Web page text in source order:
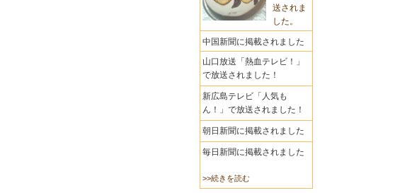
送されま
した。
中国新聞に掲載されました
山口放送「熱血テレビ！」
で放送されました！
新広島テレビ「人気も
ん！」で放送されました！
朝日新聞に掲載されました
毎日新聞に掲載されました
>>続きを読む